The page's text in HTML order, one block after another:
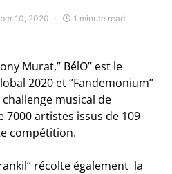
10, 2020 1 minute read
Murat,” BélO” est le
2020 et ‘’Fandemonium’’
challenge musical de
7000 artistes issus de 109
compétition.
récolte également la